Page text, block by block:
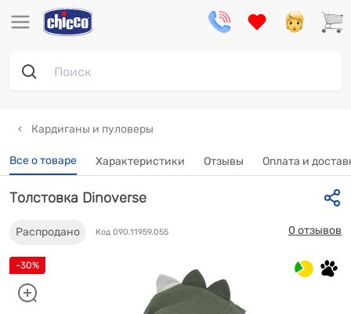
Кардиганы и пуловеры
Все о товаре Характеристики Отзывы Оплата и
-30%
Толстовка Dinoverse
Распродано Код 090.11959.055 0 отзывов